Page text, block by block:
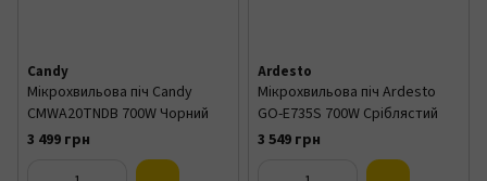
Candy
Мікрохвильова піч Candy
CMWA20TNDB 700W Чорний
3 499 грн
Ardesto
Мікрохвильова піч Ardesto
GO-E735S 700W Сріблястий
3 549 грн